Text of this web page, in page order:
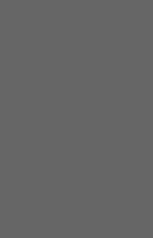
Media-Plattformen
von externen
anzeigen